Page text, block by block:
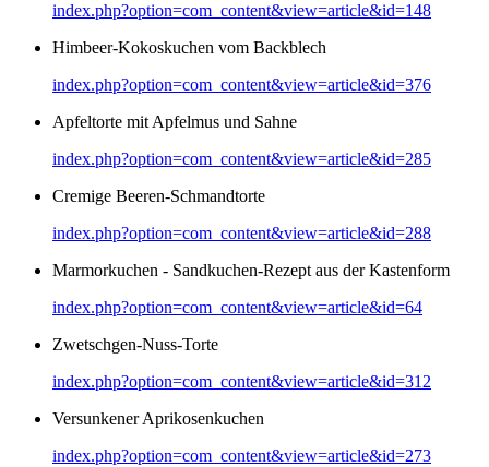
index.php?option=com_content&view=article&id=148
Himbeer-Kokoskuchen vom Backblech
index.php?option=com_content&view=article&id=376
Apfeltorte mit Apfelmus und Sahne
index.php?option=com_content&view=article&id=285
Cremige Beeren-Schmandtorte
index.php?option=com_content&view=article&id=288
Marmorkuchen - Sandkuchen-Rezept aus der Kastenform
index.php?option=com_content&view=article&id=64
Zwetschgen-Nuss-Torte
index.php?option=com_content&view=article&id=312
Versunkener Aprikosenkuchen
index.php?option=com_content&view=article&id=273